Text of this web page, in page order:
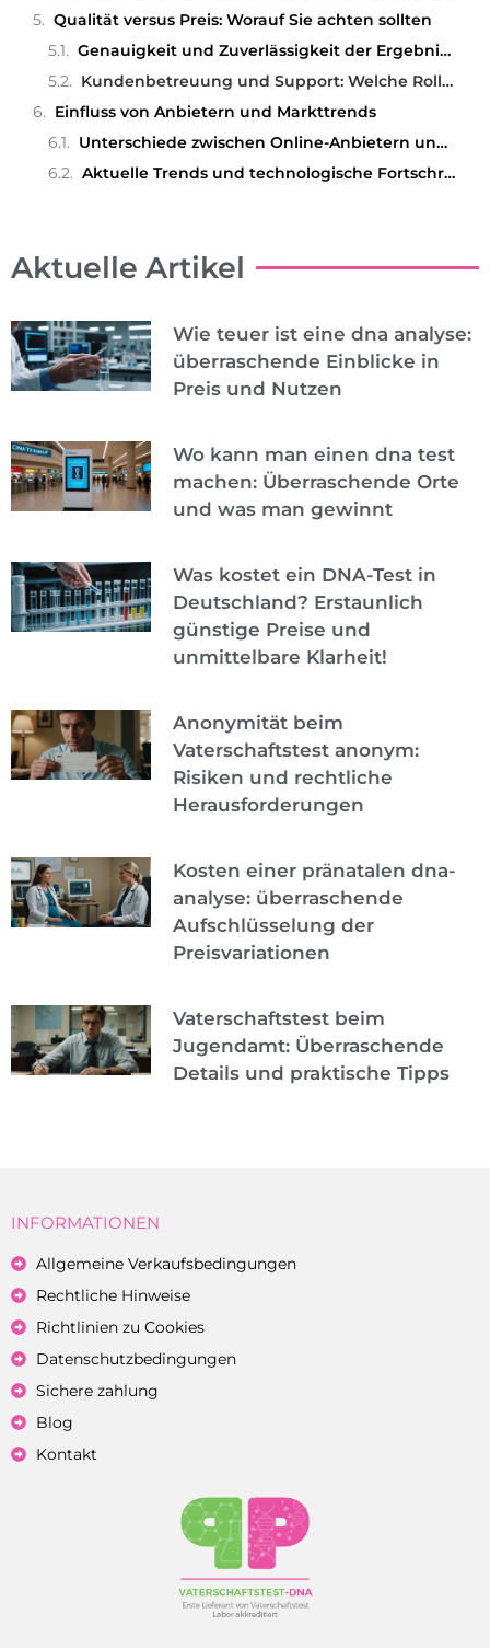
Qualität versus Preis: Worauf Sie achten sollten
Genauigkeit und Zuverlässigkeit der Ergebnisse
Kundenbetreuung und Support: Welche Rolle spielen sie?
Einfluss von Anbietern und Markttrends
Unterschiede zwischen Online-Anbietern und lokalen Labors
Aktuelle Trends und technologische Fortschritte im Bereich Vaterschaftstests
Aktuelle Artikel
Wie teuer ist eine dna analyse:
überraschende Einblicke in
Preis und Nutzen
Wo kann man einen dna test
machen: Überraschende Orte
und was man gewinnt
Was kostet ein DNA-Test in
Deutschland? Erstaunlich
günstige Preise und
unmittelbare Klarheit!
Anonymität beim
Vaterschaftstest anonym:
Risiken und rechtliche
Herausforderungen
Kosten einer pränatalen dna-
analyse: überraschende
Aufschlüsselung der
Preisvariationen
Vaterschaftstest beim
Jugendamt: Überraschende
Details und praktische Tipps
INFORMATIONEN
Allgemeine Verkaufsbedingungen
Rechtliche Hinweise
Richtlinien zu Cookies
Datenschutzbedingungen
Sichere zahlung
Blog
Kontakt